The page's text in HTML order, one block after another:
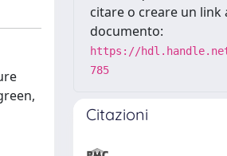
citare o creare un link
documento:
https://
785
Citazioni